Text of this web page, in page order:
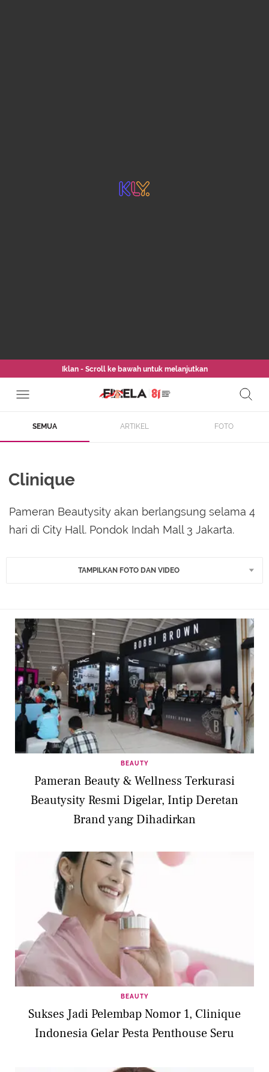
Iklan - Scroll ke bawah untuk melanjutkan
SEMUA ARTIKEL FOTO
Clinique
Pameran Beautysity akan berlangsung selama 4
hari di City Hall. Pondok Indah Mall 3 Jakarta.
TAMPILKAN FOTO DAN VIDEO
BEAUTY
Pameran Beauty & Wellness Terkurasi
Beautysity Resmi Digelar, Intip Deretan
Brand yang Dihadirkan
BEAUTY
Sukses Jadi Pelembap Nomor 1, Clinique
Indonesia Gelar Pesta Penthouse Seru